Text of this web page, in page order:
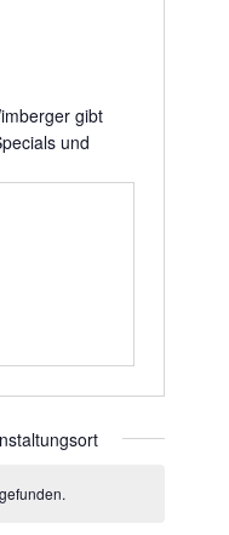
gibt
und